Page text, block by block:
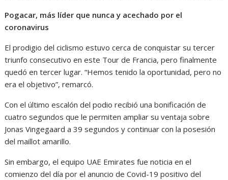
Pogacar, más líder que nunca y acechado por el
coronavirus
El prodigio del ciclismo estuvo cerca de conquistar su tercer
triunfo consecutivo en este Tour de Francia, pero finalmente
quedó en tercer lugar. “Hemos tenido la oportunidad, pero no
era el objetivo”, remarcó.
Con el último escalón del podio recibió una bonificación de
cuatro segundos que le permiten ampliar su ventaja sobre
Jonas Vingegaard a 39 segundos y continuar con la posesión
del maillot amarillo.
Sin embargo, el equipo UAE Emirates fue noticia en el
comienzo del día por el anuncio de Covid-19 positivo del